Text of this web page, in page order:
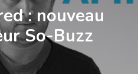
: nouveau
So-Buzz